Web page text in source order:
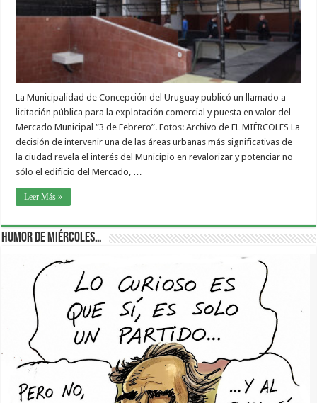
La Municipalidad de Concepción del Uruguay publicó un llamado a
licitación pública para la explotación comercial y puesta en valor del
Mercado Municipal “3 de Febrero”. Fotos: Archivo de EL MIÉRCOLES La
decisión de intervenir una de las áreas urbanas más significativas de
la ciudad revela el interés del Municipio en revalorizar y potenciar no
sólo el edificio del Mercado, …
Leer Más »
Humor de Miércoles…